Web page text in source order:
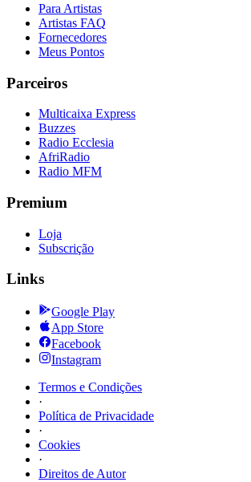
Para Artistas
Artistas FAQ
Fornecedores
Meus Pontos
Parceiros
Multicaixa Express
Buzzes
Radio Ecclesia
AfriRadio
Radio MFM
Premium
Loja
Subscrição
Links
Google Play
App Store
Facebook
Instagram
Termos e Condições
·
Política de Privacidade
·
Cookies
·
Direitos de Autor